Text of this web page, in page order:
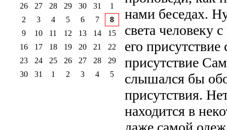
нами беседах.
света человеку
его
присутствие
слышался бы
присутствия.
находится в
26
27 28 29 30 31
1
2
3 4 5 6 7
8
9
10 11 12 13 14
15
16
17 18 19 20 21
22
23
24 25 26 27 28
29
30
31 1 2 3 4 5